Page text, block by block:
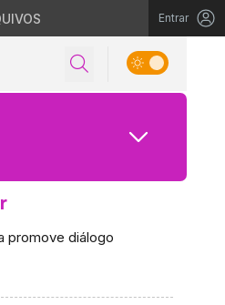
Entrar
promove diálogo